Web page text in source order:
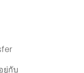
ยู่กับ